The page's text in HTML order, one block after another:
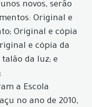
novos, serão
Original e
Original e cópia
e cópia da
da luz; e
a Escola
no ano de 2010,